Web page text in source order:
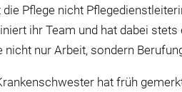
die Pflege nicht
ihr Team und hat dabei
nur Arbeit, sondern
hat früh